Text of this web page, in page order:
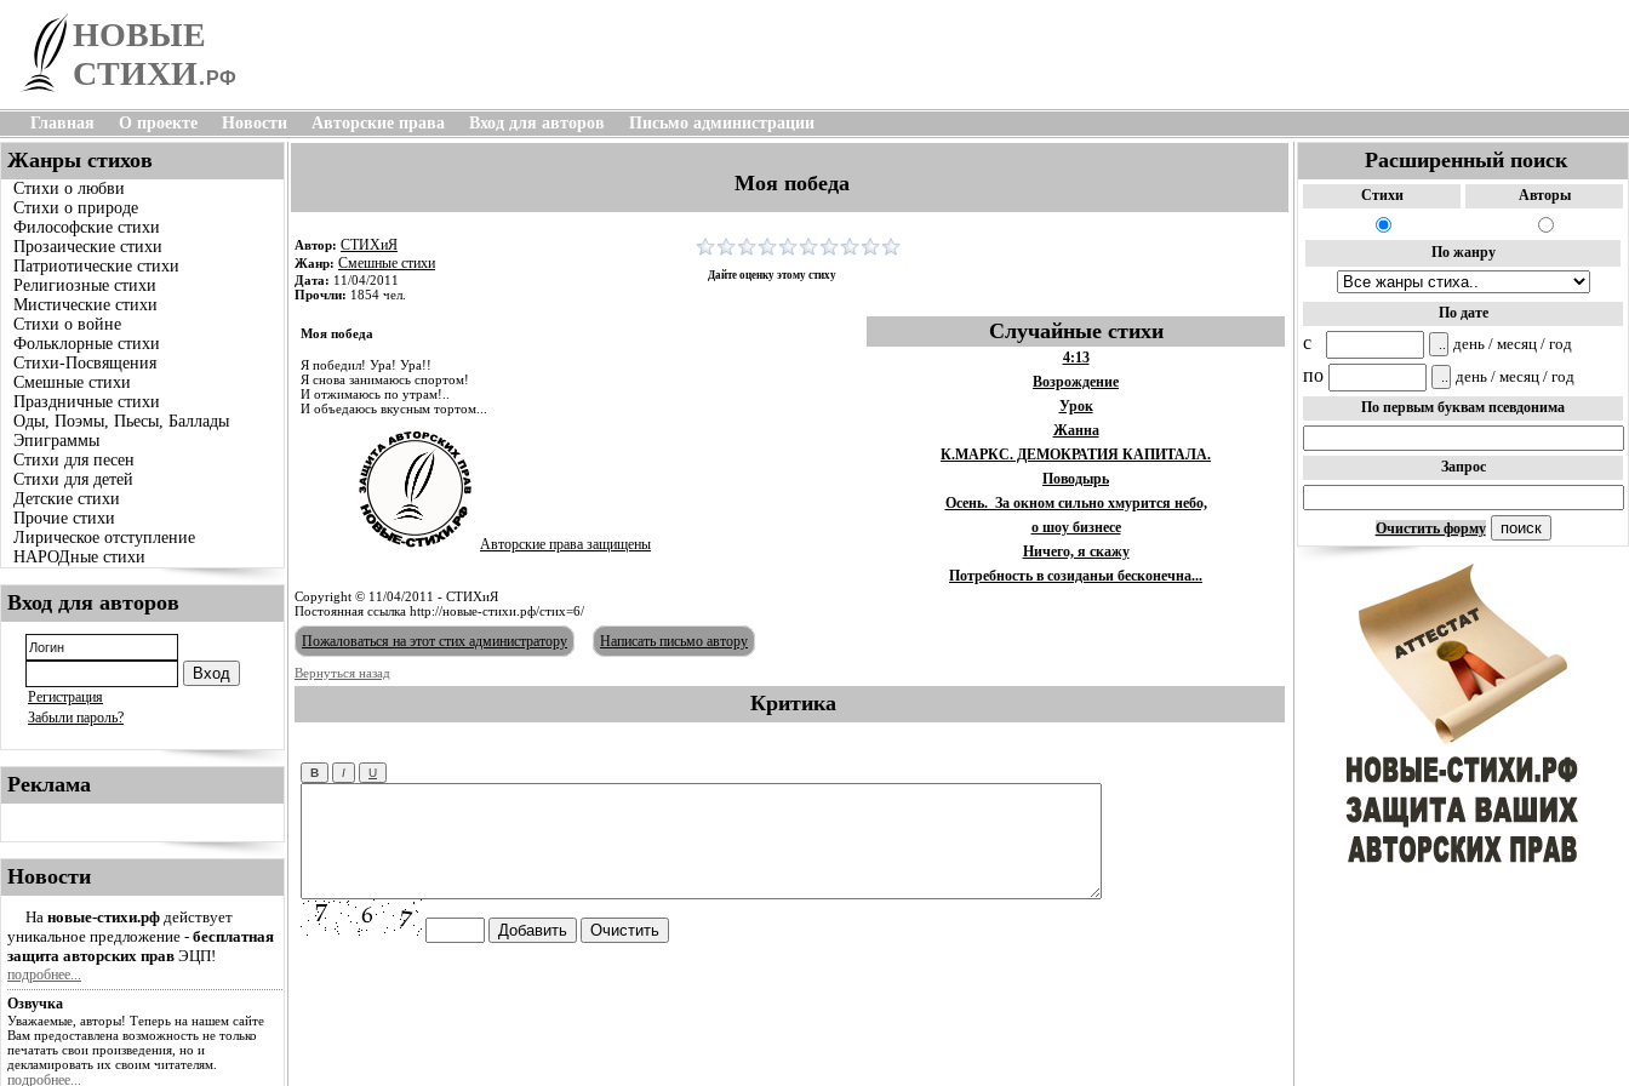
НОВЫЕ
СТИХИ. РФ
Главная О проекте Новости Авторские права Вход для авторов Письмо администрации
Жанры стихов
Стихи о любви
Стихи о природе
Философские стихи
Прозаические стихи
Патриотические стихи
Религиозные стихи
Мистические стихи
Стихи о войне
Фольклорные стихи
Стихи-Посвящения
Смешные стихи
Праздничные стихи
Оды, Поэмы, Пьесы, Баллады
Эпиграммы
Стихи для песен
Стихи для детей
Детские стихи
Прочие стихи
Лирическое отступление
НАРОДные стихи
Вход для авторов
Регистрация
Забыли пароль?
Реклама
Новости
На новые-стихи.рф действует
уникальное предложение - бесплатная
защита авторских прав ЭЦП!
подробнее...
Озвучка
Уважаемые, авторы! Теперь на нашем сайте
Вам предоставлена возможность не только
печатать свои произведения, но и
декламировать их своим читателям.
подробнее...
Моя победа
Автор: СТИХиЯ
Жанр: Смешные стихи
Дата: 11/04/2011
Прочли: 1854 чел.
Дайте оценку этому стиху
Моя победа
Я победил! Ура! Ура!!
Я снова занимаюсь спортом!
И отжимаюсь по утрам!..
И объедаюсь вкусным тортом...
Авторские права защищены
Случайные стихи
4:13
Возрождение
Урок
Жанна
К.МАРКС. ДЕМОКРАТИЯ КАПИТАЛА.
Поводырь
Осень. За окном сильно хмурится небо,
о шоу бизнесе
Ничего, я скажу
Потребность в созиданьи бесконечна...
Copyright © 11/04/2011 - СТИХиЯ
Постоянная ссылка http://новые-стихи.рф/стих=6/
Пожаловаться на этот стих администратору Написать письмо автору
Вернуться назад
Критика
Расширенный поиск
Стихи Авторы
По жанру
По дате
c день / месяц / год
по день / месяц / год
По первым буквам псевдонима
Запрос
Очистить форму